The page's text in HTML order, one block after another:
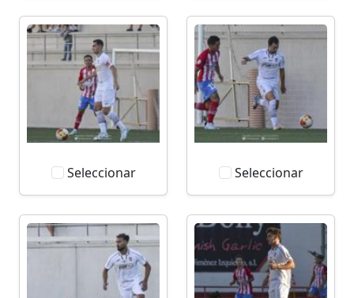
Seleccionar Seleccionar